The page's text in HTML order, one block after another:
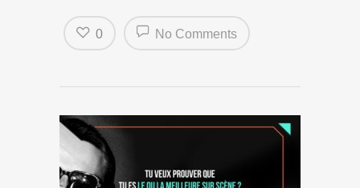
No Comments
0